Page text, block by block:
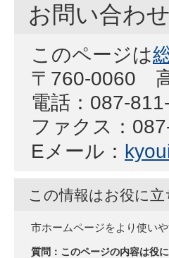
お問い合わせ
このページは
〒760-0060
電話：087-
ファクス：
Eメール：
この情報はお役に立
市ホームページをより使い
質問：このページの内容は役